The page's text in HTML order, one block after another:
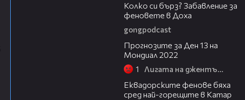
Колко си бърз? Забавление за
феновете в Доха
gongpodcast
Прогнозите за Ден 13 на
Мондиал 2022
1 Лигата на джентълмените
Еквадорските фенове бяха
сред най-горещите в Катар